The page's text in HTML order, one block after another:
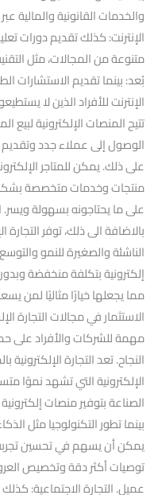
والخدمات القانونية والمالية
الإنترنت: كذلك تقديم دورات
متنوعة من المجالات، مثل
بُعد: بينما تقديم الاستشارات
الإنترنت للأفراد الذين لا
تتيح المنصات الإلكترونية لبيع
الوصول إلى عملاء جدد
على ذلك. يمكن للمتاجر
منتجات وخدمات متخصصة بشكل
على ما يحتاجونه بسهولة ويسر.
بالاضافة الى ذلك، توفر التجارة
الناشئة والصغيرة للنمو
إلكترونية بتكلفة منخفضة
مما يجعلها خيارًا مثاليًا لمن
الاستثمار في مجالات التجارة
مهمة للشركات والأفراد على
النجاح. تعد التجارة الإلكترونية
الإلكترونية التي تشهد نموًا
الصناعة بتوفير منصات إلكترونية
بينما تطور التكنولوجيا مثل
يمكن أن يسهم في تحسين تجربة
توصيات أكثر دقة وتخصيص
عميل. التجارة الاجتماعية: